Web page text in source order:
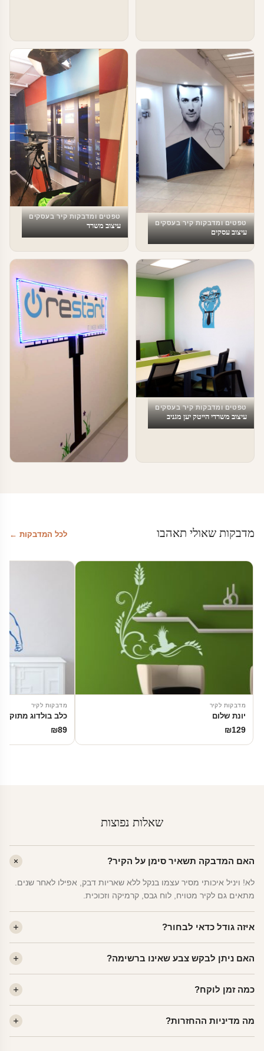
טפטים ומדבקות קיר בעסקים
עיצוב עסקים
טפטים ומדבקות קיר בעסקים
עיצוב משרד
טפטים ומדבקות קיר בעסקים
עיצוב משרדי הייטק יען מגניב
מדבקות שאולי תאהבו לכל המדבקות ←
מדבקות לקיר
יונת שלום
₪129
מדבקות לקיר
כלב בולדוג מתוק
₪89
שאלות נפוצות
האם המדבקה תשאיר סימן על הקיר?
לא! ויניל איכותי מסיר עצמו בנקל ללא שאריות דבק, אפילו לאחר שנים.
מתאים גם לקיר מטויח, לוח גבס, קרמיקה וזכוכית.
איזה גודל כדאי לבחור?
שינה של מבוגרים — L. לפינה קטנה — S.
האם ניתן לבקש צבע שאינו ברשימה?
הצבעים זמינים ללא תוספת מחיר.
כמה זמן לוקח?
14:00 — יצאו באותו יום.
מה מדיניות ההחזרות?